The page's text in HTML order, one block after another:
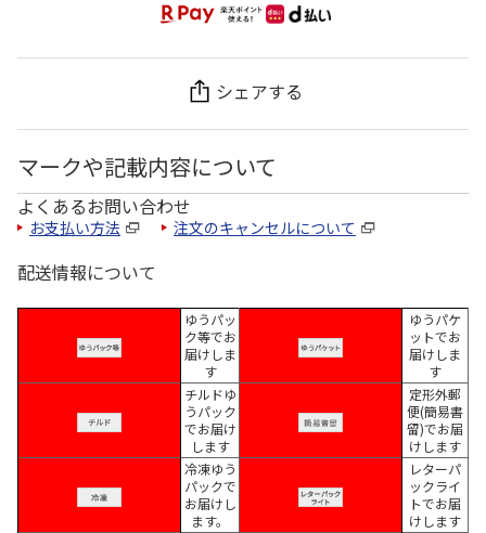
シェアする
マークや記載内容について
よくあるお問い合わせ
お支払い方法 注文のキャンセルについて
配送情報について
ゆうパッ
ク等でお
届けしま
す
ゆうパケ
ットでお
届けしま
す
チルドゆ
うパック
でお届け
します
定形外郵
便(簡易書
留)でお届
けします
冷凍ゆう
パックで
お届けし
ます。
レターパ
ックライ
トでお届
けします